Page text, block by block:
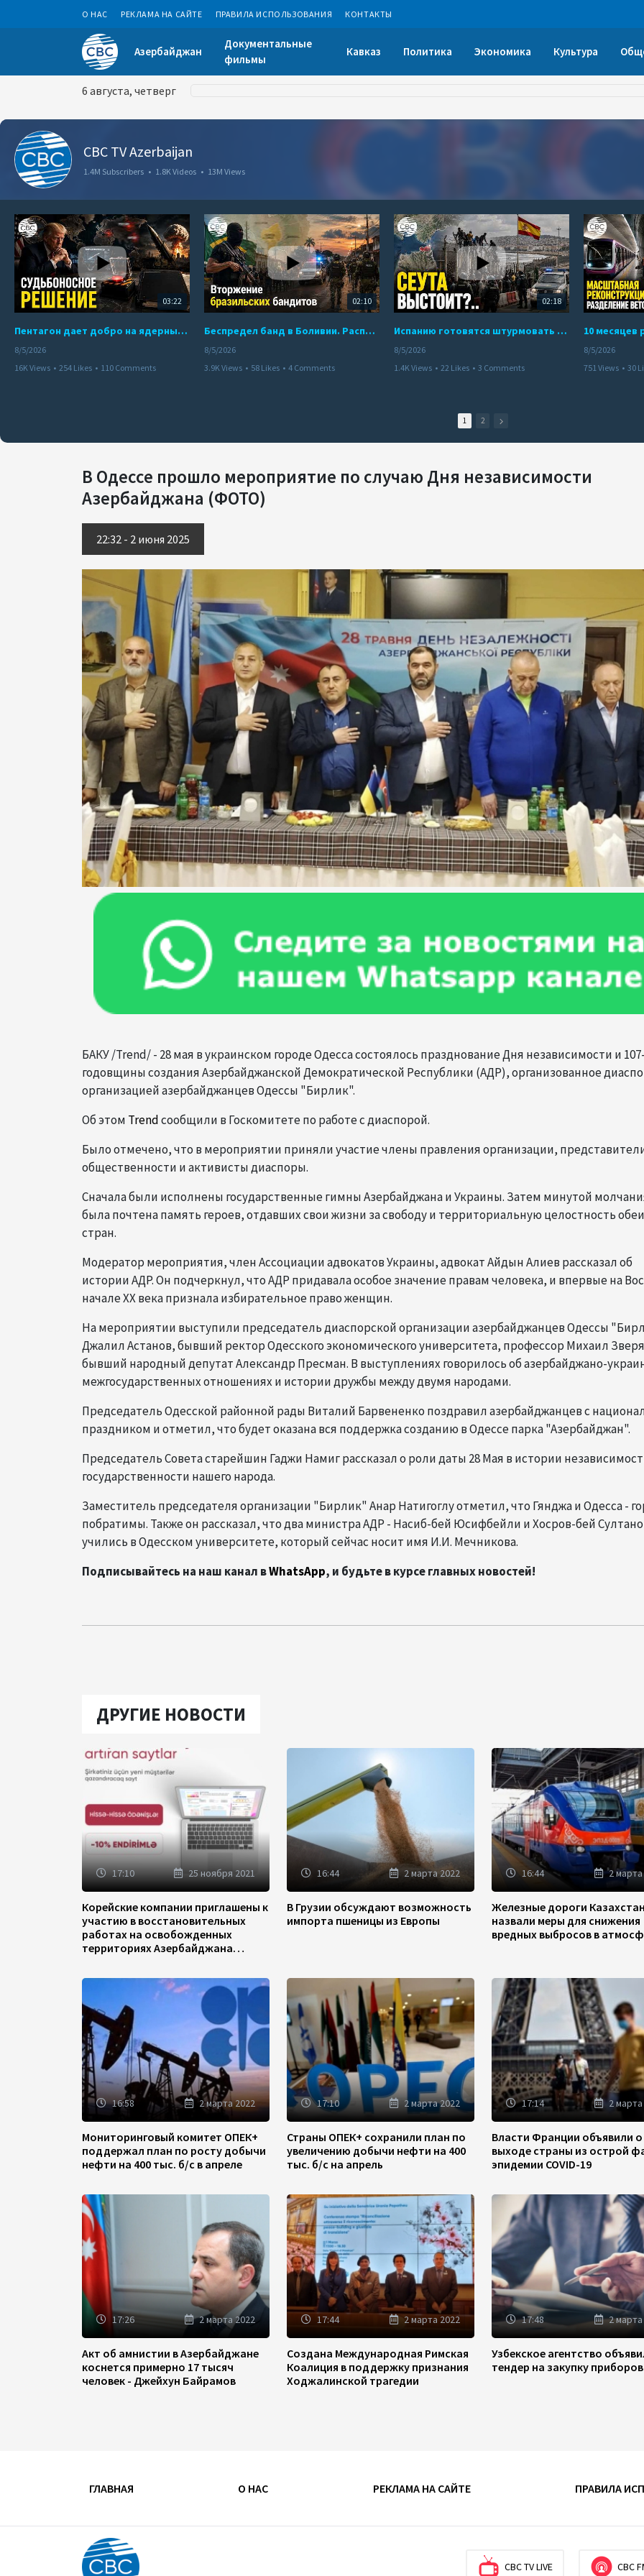
О НАС РЕКЛАМА НА САЙТЕ ПРАВИЛА ИСПОЛЬЗОВАНИЯ КОНТАКТЫ
Азербайджан
Документальные
фильмы
Кавказ Политика Экономика Культура
6 августа, четверг
CBC TV Azerbaijan
1.4M Subscribers • 1.8K Videos • 13M Views
03:22
Пентагон дает добро на ядерный удар по противникам США
8/5/2026
16K Views • 254 Likes • 110 Comments
02:10
Беспредел банд в Боливии. Расправы над наркоторговцами
8/5/2026
3.9K Views • 58 Likes • 4 Comments
02:18
Испанию готовятся штурмовать десятки тысяч марокканцев
8/5/2026
1.4K Views • 22 Likes • 3 Comments
8/5/2026
751 Views • 30
1 2
В Одессе прошло мероприятие по случаю Дня независимости
Азербайджана (ФОТО)
22:32 - 2 июня 2025
БАКУ /Trend/ - 28 мая в украинском городе Одесса состоялось празднование Дня независимости и
годовщины создания Азербайджанской Демократической Республики (АДР), организованное
организацией азербайджанцев Одессы "Бирлик".
Об этом Trendсообщили в Госкомитете по работе с диаспорой.
Было отмечено, что в мероприятии приняли участие члены правления организации,
общественности и активисты диаспоры.
Сначала были исполнены государственные гимны Азербайджана и Украины. Затем минутой
была почтена память героев, отдавших свои жизни за свободу и территориальную целостность
стран.
Модератор мероприятия, член Ассоциации адвокатов Украины, адвокат Айдын Алиев рассказал об
истории АДР. Он подчеркнул, что АДР придавала особое значение правам человека, и впервые на
начале XX века признала избирательное право женщин.
На мероприятии выступили председатель диаспорской организации азербайджанцев Одессы
Джалил Астанов, бывший ректор Одесского экономического университета, профессор Михаил
бывший народный депутат Александр Пресман. В выступлениях говорилось об азербайджано-
межгосударственных отношениях и истории дружбы между двумя народами.
Председатель Одесской районной рады Виталий Барвененко поздравил азербайджанцев с
праздником и отметил, что будет оказана вся поддержка созданию в Одессе парка "Азербайджан".
Председатель Совета старейшин Гаджи Намиг рассказал о роли даты 28 Мая в истории
государственности нашего народа.
Заместитель председателя организации "Бирлик" Анар Натигоглу отметил, что Гянджа и Одесса -
побратимы. Также он рассказал, что два министра АДР - Насиб-бей Юсифбейли и Хосров-бей
учились в Одесском университете, который сейчас носит имя И.И. Мечникова.
Подписывайтесь на наш канал вWhatsApp, и будьте в курсе главных новостей!
ДРУГИЕ НОВОСТИ
17:10 25 ноября 2021
Корейские компании приглашены к
участию в восстановительных
работах на освобожденных
территориях Азербайджана
16:44 2 марта 2022
В Грузии обсуждают возможность
импорта пшеницы из Европы
16:44 2 марта
Железные дороги
назвали меры для снижения
вредных выбросов в
16:58 2 марта 2022
Мониторинговый комитет ОПЕК+
поддержал план по росту добычи
нефти на 400 тыс. б/с в апреле
17:10 2 марта 2022
Страны ОПЕК+ сохранили план по
увеличению добычи нефти на 400
тыс. б/с на апрель
17:14 2 марта
Власти Франции объявили о
выходе страны из острой
эпидемии COVID-19
17:26 2 марта 2022
Акт об амнистии в Азербайджане
коснется примерно 17 тысяч
человек - Джейхун Байрамов
17:44 2 марта 2022
Создана Международная Римская
Коалиция в поддержку признания
Ходжалинской трагедии
17:48 2 марта
Узбекское агентство
тендер на закупку приборов
ГЛАВНАЯ О НАС РЕКЛАМА НА САЙТЕ ПРАВИЛА
CBC TV LIVE CBC